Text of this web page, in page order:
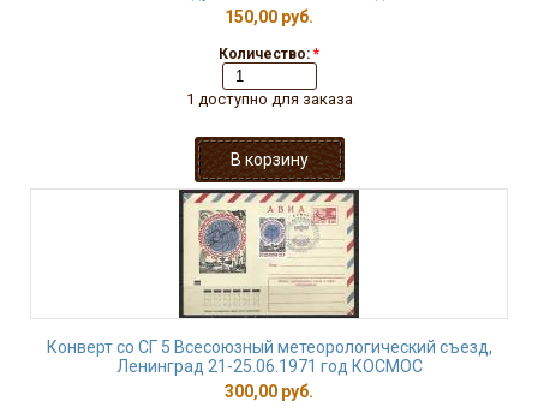
150,00 руб.
Количество: *
1 доступно для заказа
Конверт со СГ 5 Всесоюзный метеорологический съезд,
Ленинград 21-25.06.1971 год КОСМОС
300,00 руб.